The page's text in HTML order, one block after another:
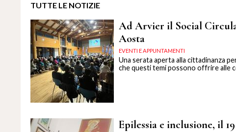
TUTTE LE NOTIZIE
Ad Arvier il Social
Aosta
EVENTI E APPUNTAMENTI
Una serata aperta alla cittadinanza
che questi temi possono offrire alle
Epilessia e inclusione, il